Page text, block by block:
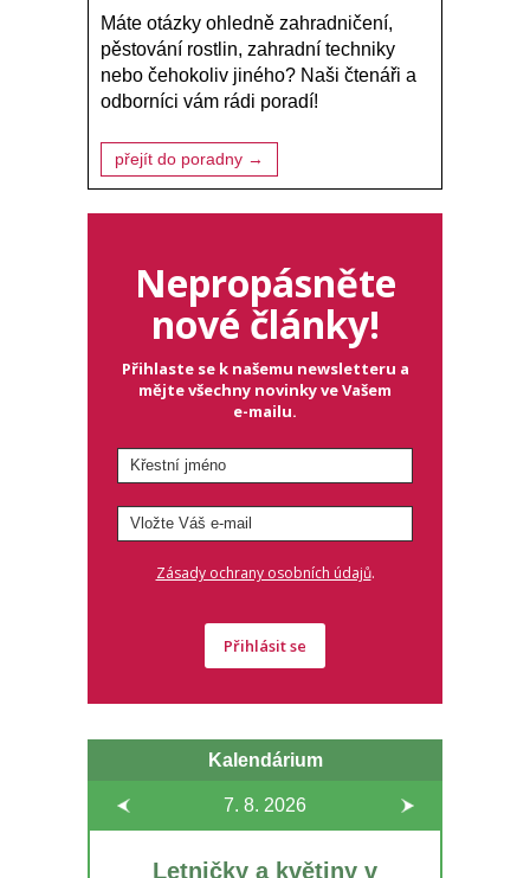
Máte otázky ohledně zahradničení,
pěstování rostlin, zahradní techniky
nebo čehokoliv jiného? Naši čtenáři a
odborníci vám rádi poradí!
přejít do poradny →
Nepropásněte
nové články!
Přihlaste se k našemu newsletteru a
mějte všechny novinky ve Vašem
e-mailu.
Zásady ochrany osobních údajů.
Přihlásit se
Kalendárium
7. 8. 2026
Letničky a květiny v